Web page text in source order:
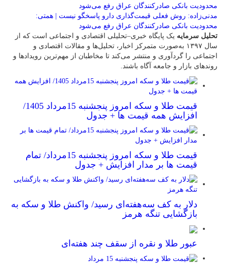
مدنی‌زاده: روش فعلی قیمت‌گذاری دارو پاسخگو نیست | همتی:
محدودیت بانکی صادرکنندگان عراق رفع می‌شود
تحلیل سرمایه یک پایگاه خبری–تحلیلی اقتصادی و اجتماعی است که از
سال ۱۳۹۷ به‌صورت متمرکز اخبار، تحلیل‌ها و مقالات اقتصادی و
اجتماعی را گردآوری و منتشر می‌کند تا مخاطبان از مهم‌ترین رویدادها و
روندهای بازار و جامعه آگاه باشند.
قیمت طلا و سکه امروز پنجشنبه 15مرداد 1405/
افزایش همه قیمت ها + جدول
قیمت طلا و سکه امروز پنجشنبه 15مرداد/ تمام
قیمت ها بر مدار افزایش + جدول
دلار به کف سه‌هفته‌ای رسید/ واکنش طلا و سکه به
بازگشایی تنگه هرمز
عبور طلا و نقره از سقف چند هفته‌ای